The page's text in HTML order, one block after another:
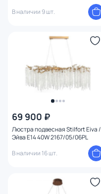
В наличии 9 шт.
69 900 ₽
Люстра подвесная Stilfort Eiva /
Эйва E14 40W 2167/05/06PL
В наличии 16 шт.